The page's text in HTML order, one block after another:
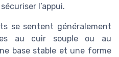
l’appui.
se sentent généralement
au cuir souple ou au
base stable et une forme